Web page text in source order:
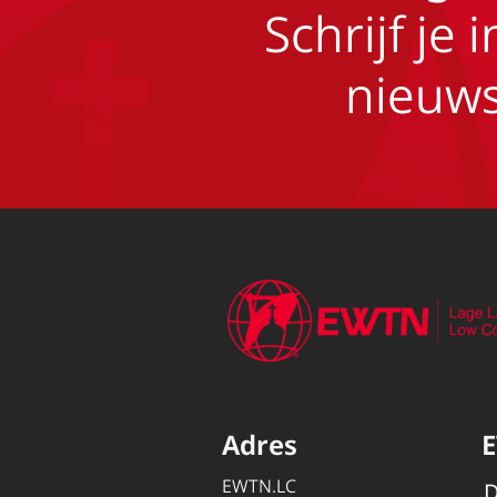
Schrijf je
Adres
EWTN.LC